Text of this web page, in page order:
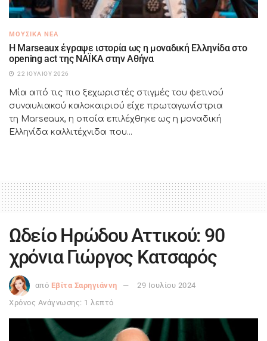
ΜΟΥΣΙΚΆ ΝΈΑ
H Marseaux έγραψε ιστορία ως η μοναδική Ελληνίδα στο
opening act της NAÏKA στην Αθήνα
22 ΙΟΥΛΊΟΥ 2026
Μία από τις πιο ξεχωριστές στιγμές του φετινού
συναυλιακού καλοκαιριού είχε πρωταγωνίστρια
τη Marseaux, η οποία επιλέχθηκε ως η μοναδική
Ελληνίδα καλλιτέχνιδα που...
Ωδείο Ηρώδου Αττικού: 90
χρόνια Γιώργος Κατσαρός
από Εβίτα Σαρηγιάννη
29 Ιουλίου 2024
Χρόνος Ανάγνωσης: 1 λεπτό